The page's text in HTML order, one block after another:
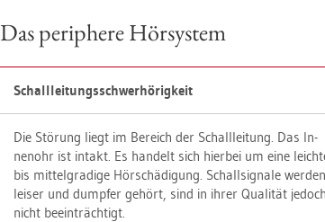
Das pe­ri­phe­re Hör­sys­tem
Schall­lei­tungs­schwer­hö­rig­keit
Die Stö­rung liegt im Be­reich der Schall­lei­tung. Das In­
nen­ohr ist in­takt. Es han­delt sich hier­bei um eine
bis mit­tel­gra­di­ge Hör­schä­di­gung. Schall­si­gna­le wer­den
lei­ser und dump­fer ge­hört, sind in ihrer Qua­li­tät je­doch
nicht be­ein­träch­tigt.